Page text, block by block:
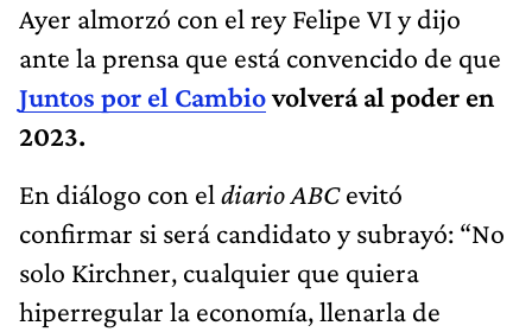
Ayer almorzó con el rey Felipe VI y dijo
ante la prensa que está convencido de que
Juntos por el Cambiovolverá al poder en
2023.
En diálogo con el diario ABCevitó
confirmar si será candidato y subrayó: “No
solo Kirchner, cualquier que quiera
hiperregular la economía, llenarla de